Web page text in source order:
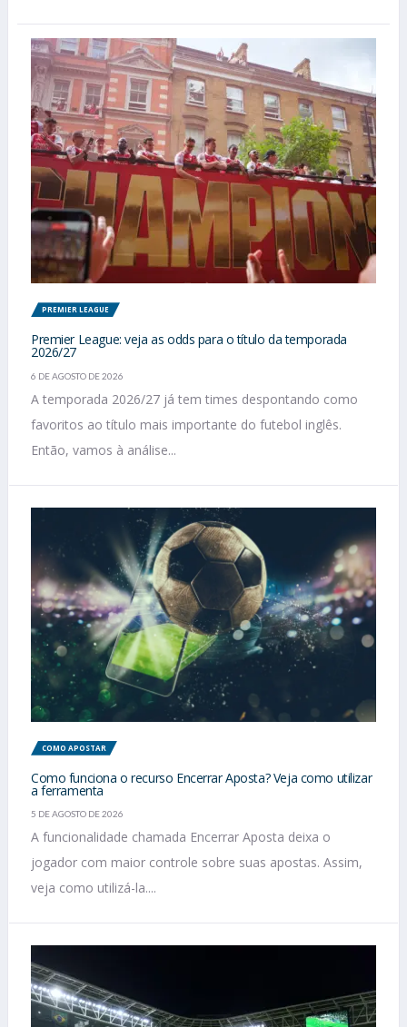
PREMIER LEAGUE
Premier League: veja as odds para o título da temporada
2026/27
6 DE AGOSTO DE 2026
A temporada 2026/27 já tem times despontando como
favoritos ao título mais importante do futebol inglês.
Então, vamos à análise...
COMO APOSTAR
Como funciona o recurso Encerrar Aposta? Veja como utilizar
a ferramenta
5 DE AGOSTO DE 2026
A funcionalidade chamada Encerrar Aposta deixa o
jogador com maior controle sobre suas apostas. Assim,
veja como utilizá-la....